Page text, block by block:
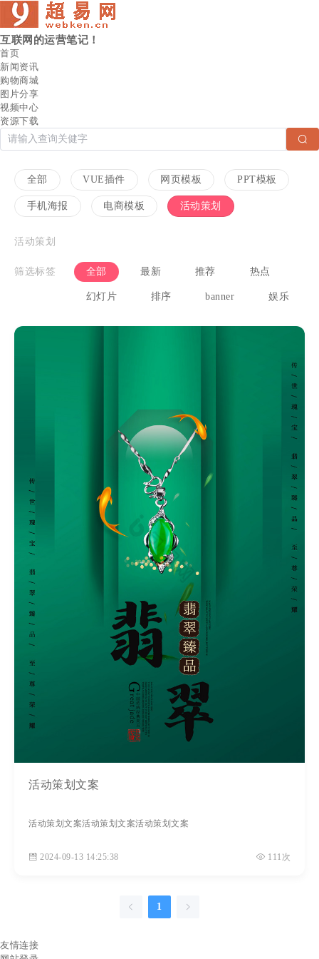
互联网的运营笔记！
首页
新闻资讯
购物商城
图片分享
视频中心
资源下载
全部 VUE插件 网页模板 PPT模板
手机海报 电商模板 活动策划
活动策划
筛选标签 全部 最新 推荐 热点
幻灯片 排序 banner 娱乐
活动策划文案
活动策划文案活动策划文案活动策划文案
2024-09-13 14:25:38 111次
1
友情连接